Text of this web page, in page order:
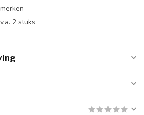
v.a. 2 stuks